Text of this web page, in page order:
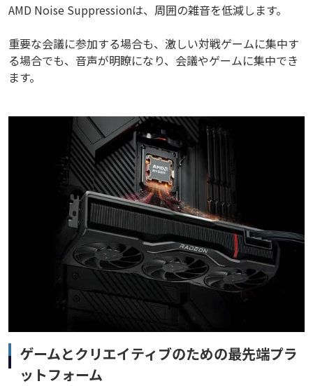
AMD Noise Suppressionは、周囲の雑音を低減します。
重要な会議に参加する場合も、激しい対戦ゲームに集中す
る場合でも、音声が明瞭になり、会議やゲームに集中でき
ます。
ゲームとクリエイティブのための最先端プラ
ットフォーム